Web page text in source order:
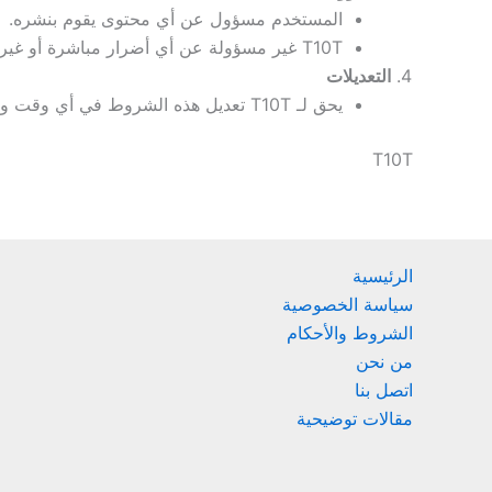
المستخدم مسؤول عن أي محتوى يقوم بنشره.
T10T غير مسؤولة عن أي أضرار مباشرة أو غير مباشرة ناتجة عن استخدام المنصة.
التعديلات
يحق لـ T10T تعديل هذه الشروط في أي وقت وسيتم إشعار المستخدمين بالتغييرات.
T10T
الرئيسية
سياسة الخصوصية
الشروط والأحكام
من نحن
اتصل بنا
مقالات توضيحية